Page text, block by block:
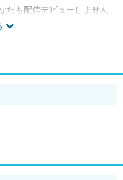
たも配信デビューしません
に還元される、特別な待遇